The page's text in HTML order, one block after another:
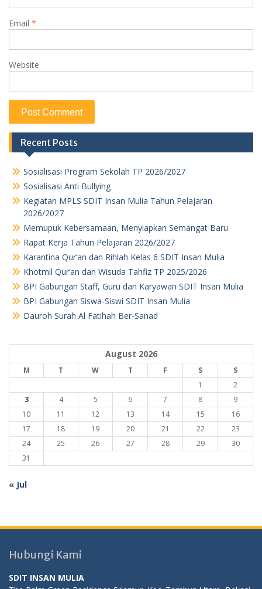
Email *
Website
Recent Posts
Sosialisasi Program Sekolah TP 2026/2027
Sosialisasi Anti Bullying
Kegiatan MPLS SDIT Insan Mulia Tahun Pelajaran
2026/2027
Memupuk Kebersamaan, Menyiapkan Semangat Baru
Rapat Kerja Tahun Pelajaran 2026/2027
Karantina Qur’an dan Rihlah Kelas 6 SDIT Insan Mulia
Khotmil Qur’an dan Wisuda Tahfiz TP 2025/2026
BPI Gabungan Staff, Guru dan Karyawan SDIT Insan Mulia
BPI Gabungan Siswa-Siswi SDIT Insan Mulia
Dauroh Surah Al Fatihah Ber-Sanad
August 2026
M T W T F S
S
1
2
3
4 5 6 7 8
9
10
11 12 13 14 15
16
17
18 19 20 21 22
23
24
25 26 27 28 29
30
31
« Jul
Hubungi Kami
SDIT INSAN MULIA